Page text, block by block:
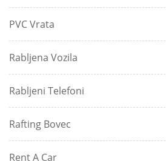
PVC Vrata
Rabljena Vozila
Rabljeni Telefoni
Rafting Bovec
Rent A Car